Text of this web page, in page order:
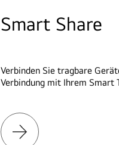
Smart Share
Verbinden Sie tragbare
Verbindung mit Ihrem Smart
Weitere
Informationen